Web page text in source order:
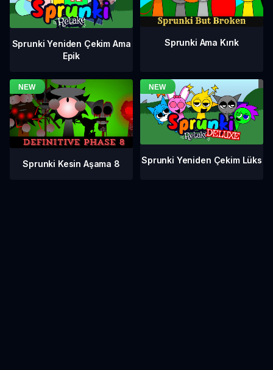
Sprunki Yeniden Çekim Ama
Epik
Sprunki Ama Kırık
Sprunki Kesin Aşama 8 Sprunki Yeniden Çekim Lüks